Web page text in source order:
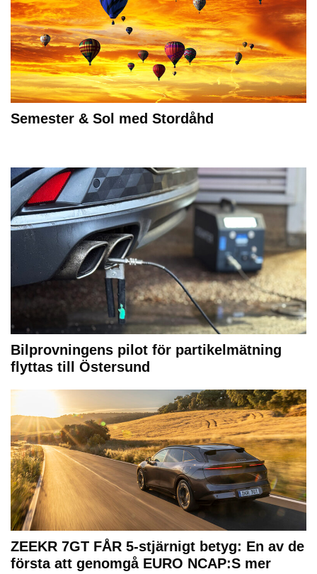
Semester & Sol med Stordåhd
Bilprovningens pilot för partikelmätning
flyttas till Östersund
ZEEKR 7GT FÅR 5-stjärnigt betyg: En av de
första att genomgå EURO NCAP:S mer